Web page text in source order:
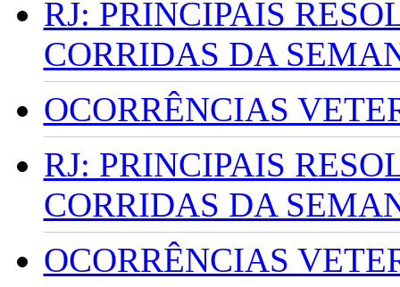
RJ: PRINCIPAIS
CORRIDAS DA
OCORRÊNCIAS
RJ: PRINCIPAIS
CORRIDAS DA
OCORRÊNCIAS